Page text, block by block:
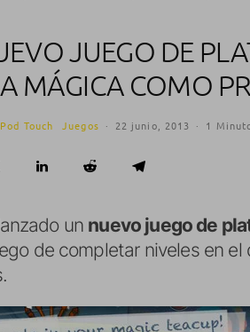
JUEGO DE
MÁGICA COMO
Touch Juegos · 22 junio, 2013 · 1
un nuevo juego de
de completar niveles en el